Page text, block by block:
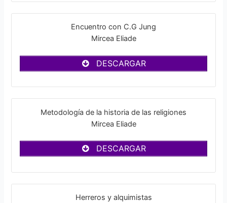
Encuentro con C.G Jung
Mircea Eliade
DESCARGAR
Metodología de la historia de las religiones
Mircea Eliade
DESCARGAR
Herreros y alquimistas